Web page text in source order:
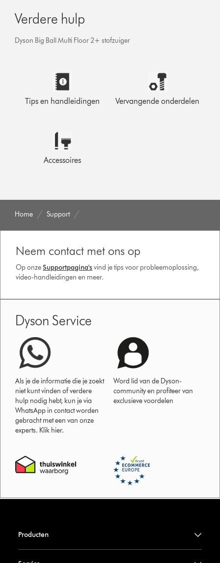
Verdere hulp
Dyson Big Ball Multi Floor 2+ stofzuiger
Tips en handleidingen Vervangende onderdelen
Accessoires
Home Support
Neem contact met ons op
Op onzeSupportpagina'svind je tips voor probleemoplossing,
video-handleidingen en meer.
Dyson Service
Als je de informatie die je zoekt
niet kunt vinden of verdere
hulp nodig hebt, kun je via
WhatsApp in contact worden
gebracht met een van onze
experts. Klik hier.
Word lid van de Dyson-
community en profiteer van
exclusieve voordelen
Producten